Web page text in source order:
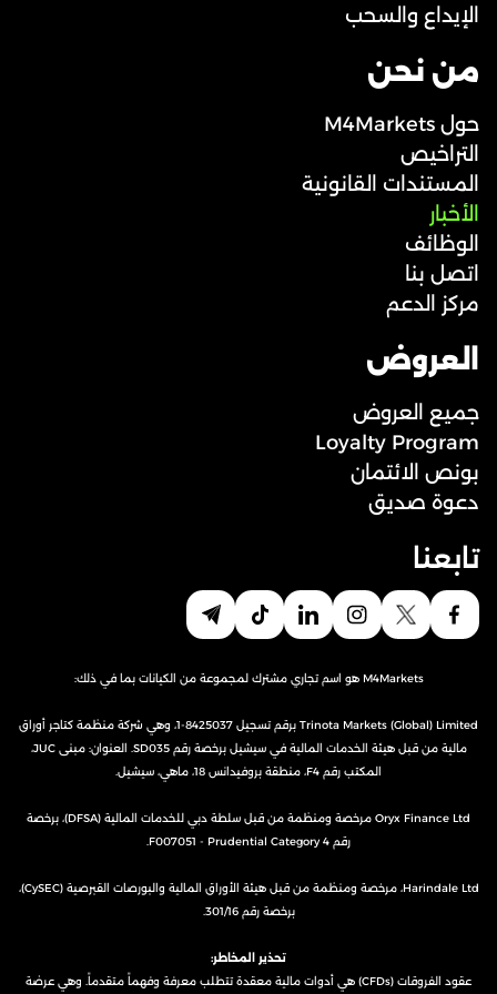
الإيداع والسحب
من نحن
حول M4Markets
التراخيص
المستندات القانونية
الأخبار
الوظائف
اتصل بنا
مركز الدعم
العروض
جميع العروض
Loyalty Program
بونص الائتمان
دعوة صديق
تابعنا
M4Markets هو اسم تجاري مشترك لمجموعة من الكيانات بما في ذلك:
Trinota Markets (Global) Limited برقم تسجيل 8425037-1، وهي شركة منظمة كتاجر أوراق
مالية من قبل هيئة الخدمات المالية في سيشيل برخصة رقم SD035. العنوان: مبنى JUC،
المكتب رقم F4، منطقة بروفيدانس 18، ماهي، سيشيل.
Oryx Finance Ltd مرخصة ومنظمة من قبل سلطة دبي للخدمات المالية (DFSA)، برخصة
رقم F007051 - Prudential Category 4.
Harindale Ltd، مرخصة ومنظمة من قبل هيئة الأوراق المالية والبورصات القبرصية (CySEC)،
برخصة رقم 301/16.
تحذير المخاطر:
عقود الفروقات (CFDs) هي أدوات مالية معقدة تتطلب معرفة وفهماً متقدماً. وهي عرضة